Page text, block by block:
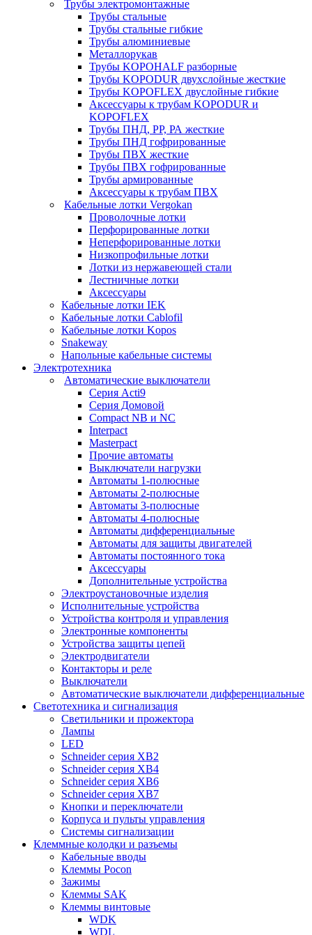
Трубы электромонтажные
Трубы стальные
Трубы стальные гибкие
Трубы алюминиевые
Металлорукав
Трубы KOPOHALF разборные
Трубы KOPODUR двухслойные жесткие
Трубы KOPOFLEX двуслойные гибкие
Аксессуары к трубам KOPODUR и
KOPOFLEX
Трубы ПНД, РР, РА жесткие
Трубы ПНД гофрированные
Трубы ПВХ жесткие
Трубы ПВХ гофрированные
Трубы армированные
Аксессуары к трубам ПВХ
Кабельные лотки Vergokan
Проволочные лотки
Перфорированные лотки
Неперфорированные лотки
Низкопрофильные лотки
Лотки из нержавеющей стали
Лестничные лотки
Аксессуары
Кабельные лотки IEK
Кабельные лотки Cablofil
Кабельные лотки Kopos
Snakeway
Напольные кабельные системы
Электротехника
Автоматические выключатели
Серия Acti9
Серия Домовой
Compact NB и NC
Interpact
Masterpact
Прочие автоматы
Выключатели нагрузки
Автоматы 1-полюсные
Автоматы 2-полюсные
Автоматы 3-полюсные
Автоматы 4-полюсные
Автоматы дифференциальные
Автоматы для защиты двигателей
Автоматы постоянного тока
Аксессуары
Дополнительные устройства
Электроустановочные изделия
Исполнительные устройства
Устройства контроля и управления
Электронные компоненты
Устройства защиты цепей
Электродвигатели
Контакторы и реле
Выключатели
Автоматические выключатели дифференциальные
Светотехника и сигнализация
Светильники и прожектора
Лампы
LED
Schneider серия XB2
Schneider серия XB4
Schneider серия XB6
Schneider серия XB7
Кнопки и переключатели
Корпуса и пульты управления
Системы сигнализации
Клеммные колодки и разъемы
Кабельные вводы
Клеммы Pocon
Зажимы
Клеммы SAK
Клеммы винтовые
WDK
WDL